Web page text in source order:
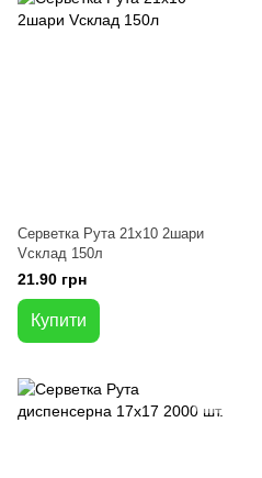
Серветка Рута 21х10 2шари
Vсклад 150л
21.90 грн
Купити